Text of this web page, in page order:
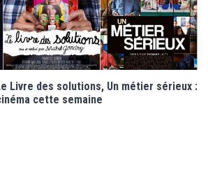
Livre des solutions, Un métier sérieux :
cette semaine